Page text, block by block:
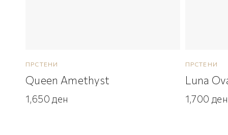
ПРСТЕНИ
Queen Amethyst
1,650 ден
ПРСТЕНИ
Luna
1,700 ден